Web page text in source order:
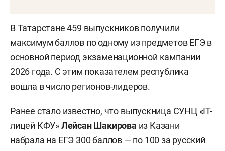
В Татарстане 459 выпускниковполучили
максимум баллов по одному из предметов ЕГЭ в
основной период экзаменационной кампании
2026 года. С этим показателем республика
вошла в число регионов-лидеров.
Ранее стало известно, что выпускница СУНЦ «IT-
лицей КФУ»Лейсан Шакирова из Казани
набрала на ЕГЭ 300 баллов — по 100 за русский